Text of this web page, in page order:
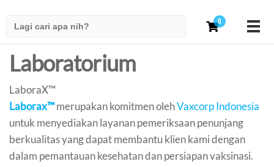
for:
0
Laboratorium
LaboraX™
Laborax™merupakan komitmen olehVaxcorp Indonesia
untuk menyediakan layanan pemeriksaan penunjang
berkualitas yang dapat membantu klien kami dengan
dalam pemantauan kesehatan dan persiapan vaksinasi.